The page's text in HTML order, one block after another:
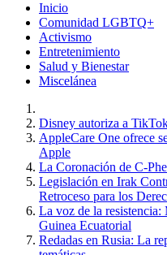
Inicio
Comunidad LGBTQ+
Activismo
Entretenimiento
Salud y Bienestar
Miscelánea
Disney autoriza a
AppleCare One ofrece
Apple
La Coronación de C-
Legislación en Irak
Retroceso para los
La voz de la
Guinea Ecuatorial
Redadas en Rusia: La